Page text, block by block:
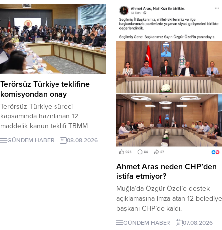
Belediye Başkanı Tamer
Mandalinci hakkında suç
duyurusunda bulundu.
kabul edeceği belirsiz.
Terörsüz Türkiye teklifine
komisyondan onay
Terörsüz Türkiye süreci
kapsamında hazırlanan 12
maddelik kanun teklifi TBMM
Adalet Komisyonunda kabul edildi.
Teklif 5 ve 10 yıllık erteleme
GÜNDEM HABER 08.08.2026
Ahmet Aras neden CHP’den
istifa etmiyor?
Muğla’da Özgür Özel’e destek
açıklamasına imza atan 12 belediye
başkanı CHP’de kaldı.
Milletvekilleri Yeni Parti’ye
geçerken belediye başkanlarının
GÜNDEM HABER 07.08.2026